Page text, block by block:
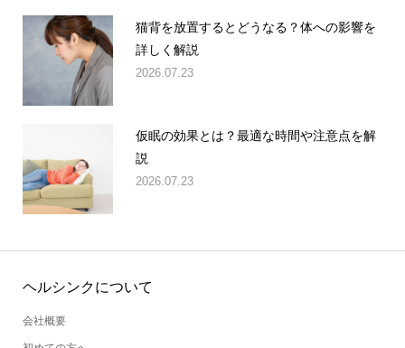
猫背を放置するとどうなる？体への影響を
詳しく解説
2026.07.23
仮眠の効果とは？最適な時間や注意点を解
説
2026.07.23
ヘルシンクについて
会社概要